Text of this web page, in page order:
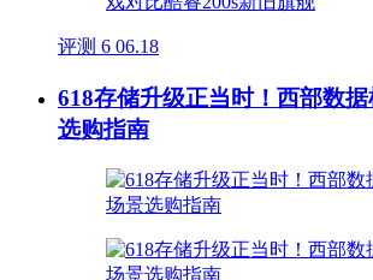
评测 6 06.18
618存储升级正当时！西部数
选购指南